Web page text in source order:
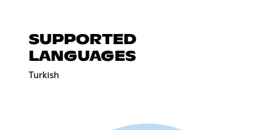
SUPPORTED
LANGUAGES
Turkish